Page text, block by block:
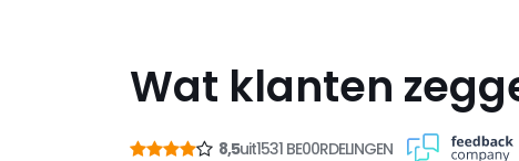
Wat klanten
8,5uit1531 BE00RDELINGEN